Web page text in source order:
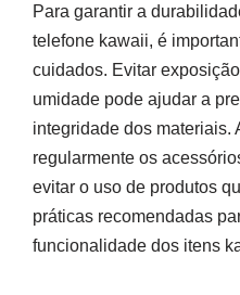
Para garantir a
telefone kawaii, é
cuidados. Evitar
umidade pode ajudar a
integridade dos materiais.
regularmente os
evitar o uso de produtos
práticas recomendadas
funcionalidade dos itens